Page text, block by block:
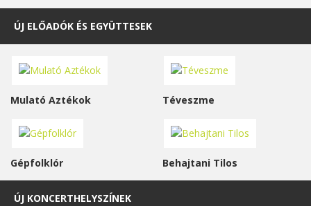
ÚJ ELŐADÓK ÉS EGYÜTTESEK
Mulató Aztékok Téveszme
Gépfolklór Behajtani Tilos
ÚJ KONCERTHELYSZÍNEK